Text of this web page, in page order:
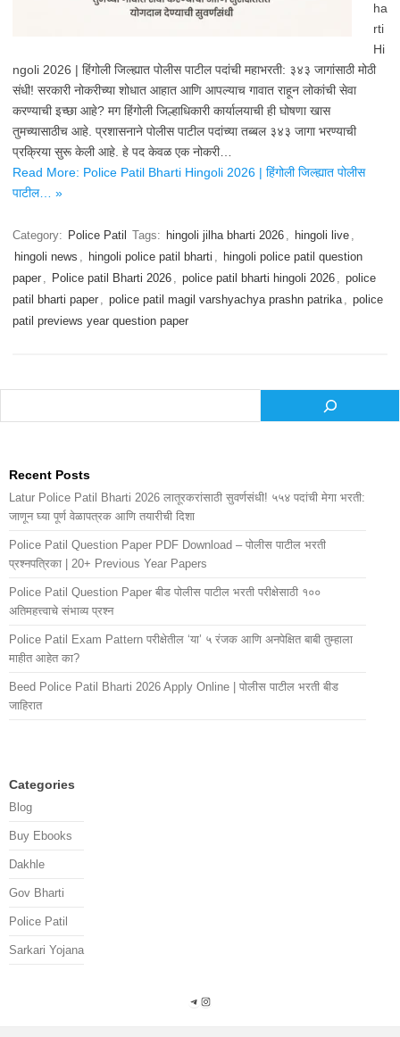
ha
rti
Hi
ngoli 2026 | हिंगोली जिल्ह्यात पोलीस पाटील पदांची महाभरती: ३४३ जागांसाठी मोठी
संधी! सरकारी नोकरीच्या शोधात आहात आणि आपल्याच गावात राहून लोकांची सेवा
करण्याची इच्छा आहे? मग हिंगोली जिल्हाधिकारी कार्यालयाची ही घोषणा खास
तुमच्यासाठीच आहे. प्रशासनाने पोलीस पाटील पदांच्या तब्बल ३४३ जागा भरण्याची
प्रक्रिया सुरू केली आहे. हे पद केवळ एक नोकरी…
Read More: Police Patil Bharti Hingoli 2026 | हिंगोली जिल्ह्यात पोलीस
पाटील… »
Category: Police Patil Tags: hingoli jilha bharti 2026 , hingoli live ,
hingoli news , hingoli police patil bharti , hingoli police patil question
paper , Police patil Bharti 2026 , police patil bharti hingoli 2026 , police
patil bharti paper , police patil magil varshyachya prashn patrika , police
patil previews year question paper
Recent Posts
Latur Police Patil Bharti 2026 लातूरकरांसाठी सुवर्णसंधी! ५५४ पदांची मेगा भरती:
जाणून घ्या पूर्ण वेळापत्रक आणि तयारीची दिशा
Police Patil Question Paper PDF Download – पोलीस पाटील भरती
प्रश्नपत्रिका | 20+ Previous Year Papers
Police Patil Question Paper बीड पोलीस पाटील भरती परीक्षेसाठी १००
अतिमहत्त्वाचे संभाव्य प्रश्न
Police Patil Exam Pattern परीक्षेतील ‘या’ ५ रंजक आणि अनपेक्षित बाबी तुम्हाला
माहीत आहेत का?
Beed Police Patil Bharti 2026 Apply Online | पोलीस पाटील भरती बीड
जाहिरात
Categories
Blog
Buy Ebooks
Dakhle
Gov Bharti
Police Patil
Sarkari Yojana
Telegram
Instagram